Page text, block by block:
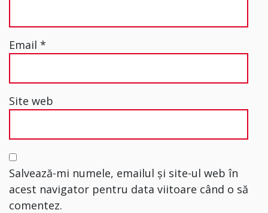
Email *
Site web
Salvează-mi numele, emailul și site-ul web în
acest navigator pentru data viitoare când o să
comentez.